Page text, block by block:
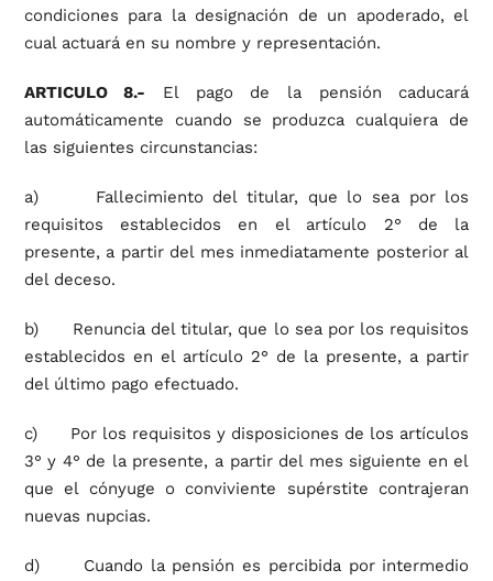
condiciones para la designación de un apoderado, el
cual actuará en su nombre y representación.
ARTICULO 8.- El pago de la pensión caducará
automáticamente cuando se produzca cualquiera de
las siguientes circunstancias:
a) Fallecimiento del titular, que lo sea por los
requisitos establecidos en el artículo 2° de la
presente, a partir del mes inmediatamente posterior al
del deceso.
b) Renuncia del titular, que lo sea por los requisitos
establecidos en el artículo 2° de la presente, a partir
del último pago efectuado.
c) Por los requisitos y disposiciones de los artículos
3° y 4° de la presente, a partir del mes siguiente en el
que el cónyuge o conviviente supérstite contrajeran
nuevas nupcias.
d) Cuando la pensión es percibida por intermedio